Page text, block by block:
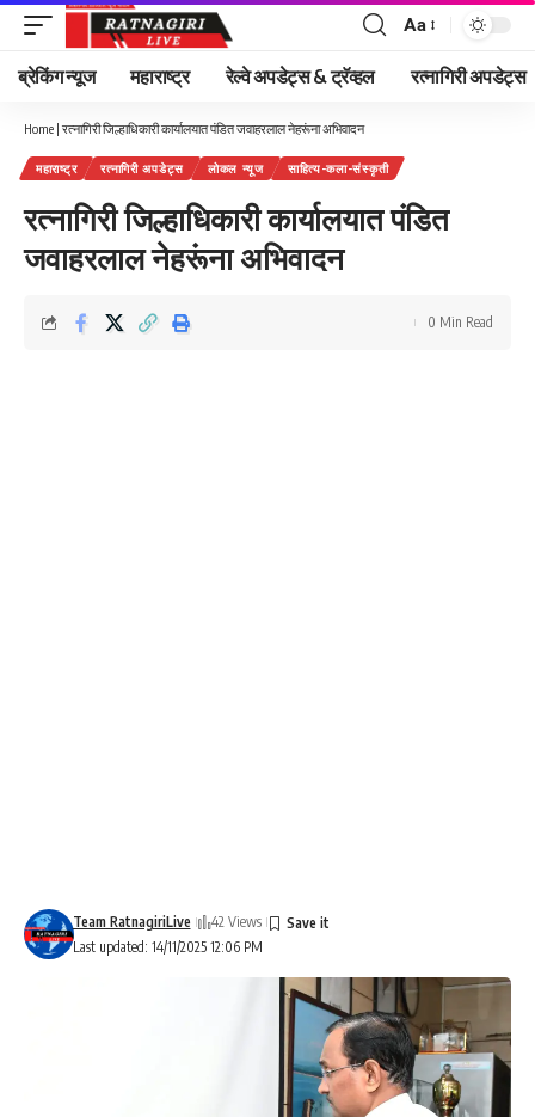
Font
Resizer
Aa
ब्रेकिंग न्यूज महाराष्ट्र रेल्वे अपडेट्स & ट्रॅव्हल रत्नागिरी अपडेट्स
Home | रत्नागिरी जिल्हाधिकारी कार्यालयात पंडित जवाहरलाल नेहरूंना अभिवादन
महाराष्ट्र रत्नागिरी अपडेट्स लोकल न्यूज साहित्य-कला-संस्कृती
रत्नागिरी जिल्हाधिकारी कार्यालयात पंडित
जवाहरलाल नेहरूंना अभिवादन
Last updated: 14/11/2025 12:06 PM
Team RatnagiriLive 42 Views
0 Min Read